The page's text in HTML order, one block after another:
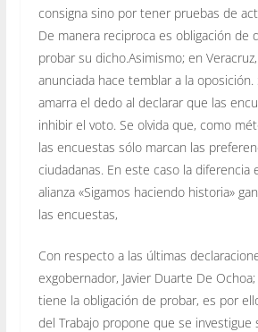
consigna sino por tener pruebas de
De manera reciproca es obligación de
probar su dicho.Asimismo; en
anunciada hace temblar a la
amarra el dedo al declarar que las
inhibir el voto. Se olvida que, como
las encuestas sólo marcan las
ciudadanas. En este caso la diferencia
alianza «Sigamos haciendo historia»
las encuestas,
Con respecto a las últimas
exgobernador, Javier Duarte De
tiene la obligación de probar, es por
del Trabajo propone que se investigue